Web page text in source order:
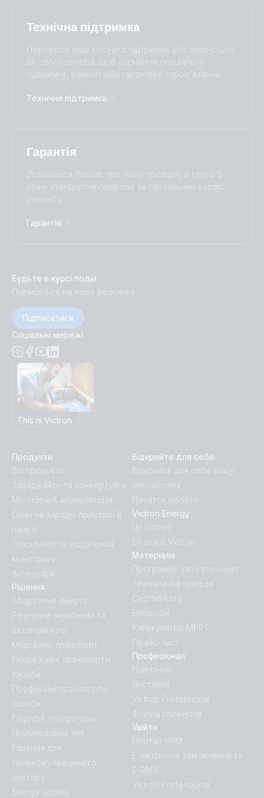
Suomalainen
Svenska
Русский
Українська
中國人
Subscribe
Технічна підтримка
Перевірте наші ресурси підтримки або зверніться
до свого дилера, щоб отримати спеціальну
підтримку, ремонт або гарантійні зобов'язання.
Технічна підтримка
Гарантія
Дізнайтеся більше про нашу провідну в галузі 5-
річну стандартну гарантію та глобальний сервіс
ремонту.
Гарантія
Будьте в курсі подій
Підпишіться на нашу розсилку
Підписатися
Соціальні мережі
This is Victron
Продукти
Всі продукти
Заряджайте та конвертуйте
Монітори & акумулятори
Сонячні зарядні пристрої &
панелі
Локальний та віддалений
моніторинг
Аксесуари
Відкрийте для себе
Відкрийте для себе нашу
екосистему
Початок роботи
Victron Energy
Це Victron
50 років Victron
Рішення
Зберігання енергії
Резервне живлення та
автономність
Морський транспорт
Рекреаційні транспортні
засоби
Професійні транспортні
засоби
Гібридні генератори
Промисловий тип
Рішення для
телекомунікаційного
сектору
Energy access
Матеріали
Програмне забезпечення
Технічна інформація
Сертифікати
Брошури
Калькулятор MPPT
Прайс-лист
Професіонал
Навчання
Виставки
Victron Professional
Форум спільноти
Увійти
Портал VRM
Електронне замовлення та
E-RMA
Victron Professional